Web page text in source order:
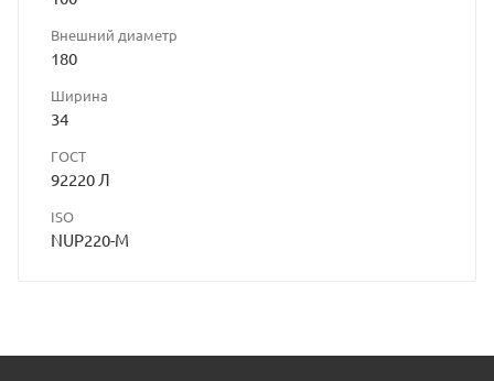
Внешний диаметр
180
Ширина
34
ГОСТ
92220 Л
ISO
NUP220-M